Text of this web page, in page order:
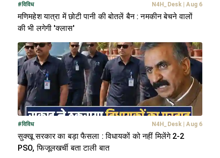
#विविध N4H_Desk Aug 6
मणिमहेश यात्रा में छोटी पानी की बोतलें बैन : नमकीन बेचने वालों
की भी लगेगी 'क्लास'
#विविध N4H_Desk Aug 6
सुक्खू सरकार का बड़ा फैसला : विधायकों को नहीं मिलेंगे 2-2
PSO, फिजूलखर्ची बता टाली बात